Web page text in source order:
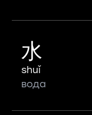
水
shuǐ
вода